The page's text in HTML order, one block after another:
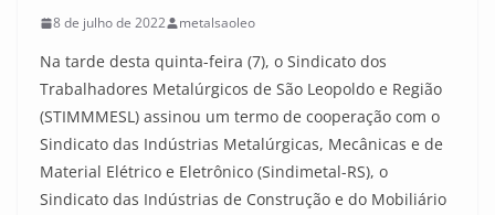
8 de julho de 2022 metalsaoleo
Na tarde desta quinta-feira (7), o Sindicato dos
Trabalhadores Metalúrgicos de São Leopoldo e Região
(STIMMMESL) assinou um termo de cooperação com o
Sindicato das Indústrias Metalúrgicas, Mecânicas e de
Material Elétrico e Eletrônico (Sindimetal-RS), o
Sindicato das Indústrias de Construção e do Mobiliário